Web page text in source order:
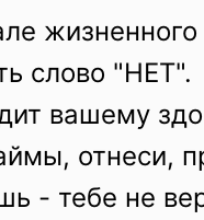
слово "НЕТ".
вашему
отнеси,
- тебе не